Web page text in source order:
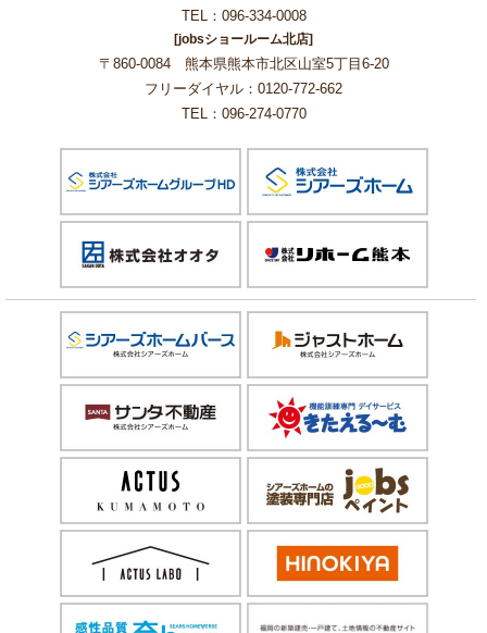
TEL：096-334-0008
[jobsショールーム北店]
〒860-0084 熊本県熊本市北区山室5丁目6-20
フリーダイヤル：0120-772-662
TEL：096-274-0770